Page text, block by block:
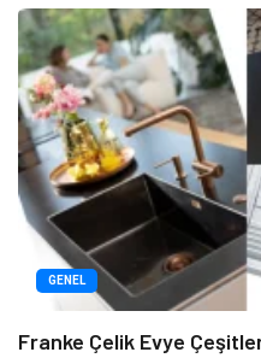
GENEL
Franke Çelik Evye